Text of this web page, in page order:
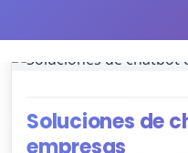
Soluciones de
empresas